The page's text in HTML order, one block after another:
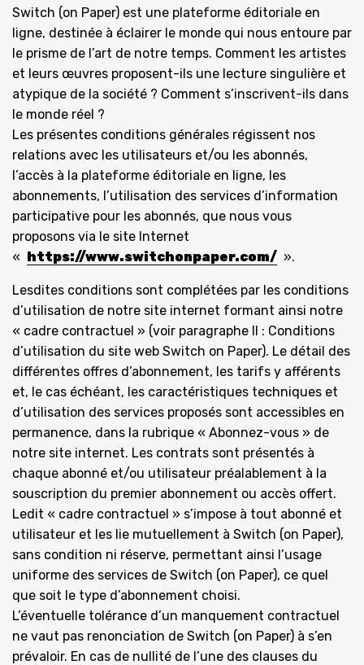
Switch (on Paper) est une plateforme éditoriale en
ligne, destinée à éclairer le monde qui nous entoure par
le prisme de l’art de notre temps. Comment les artistes
et leurs œuvres proposent-ils une lecture singulière et
atypique de la société ? Comment s’inscrivent-ils dans
le monde réel ?
Les présentes conditions générales régissent nos
relations avec les utilisateurs et/ou les abonnés,
l’accès à la plateforme éditoriale en ligne, les
abonnements, l’utilisation des services d’information
participative pour les abonnés, que nous vous
proposons via le site Internet
« https://www.switchonpaper.com/ ».
Lesdites conditions sont complétées par les conditions
d’utilisation de notre site internet formant ainsi notre
« cadre contractuel » (voir paragraphe II : Conditions
d’utilisation du site web Switch on Paper). Le détail des
différentes offres d’abonnement, les tarifs y afférents
et, le cas échéant, les caractéristiques techniques et
d’utilisation des services proposés sont accessibles en
permanence, dans la rubrique « Abonnez-vous » de
notre site internet. Les contrats sont présentés à
chaque abonné et/ou utilisateur préalablement à la
souscription du premier abonnement ou accès offert.
Ledit « cadre contractuel » s’impose à tout abonné et
utilisateur et les lie mutuellement à Switch (on Paper),
sans condition ni réserve, permettant ainsi l’usage
uniforme des services de Switch (on Paper), ce quel
que soit le type d’abonnement choisi.
L’éventuelle tolérance d’un manquement contractuel
ne vaut pas renonciation de Switch (on Paper) à s’en
prévaloir. En cas de nullité de l’une des clauses du